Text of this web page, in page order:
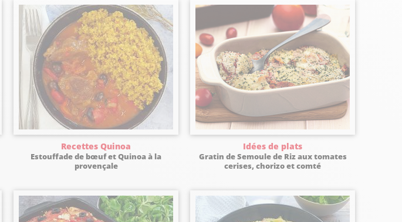
Recettes Quinoa
Estouffade de bœuf et Quinoa à la
provençale
Idées de plats
Gratin de Semoule de Riz aux tomates
cerises, chorizo et comté